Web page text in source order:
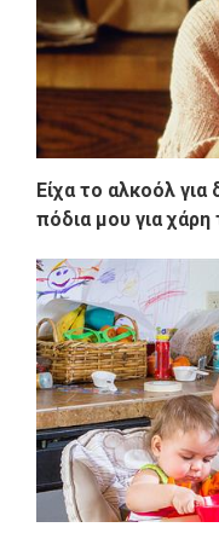
Είχα το αλκοόλ για
πόδια μου για